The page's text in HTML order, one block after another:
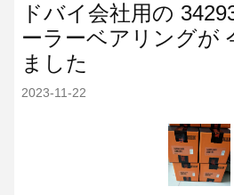
ドバイ会社用の
ーラーベアリングが
ました
2023-11-22